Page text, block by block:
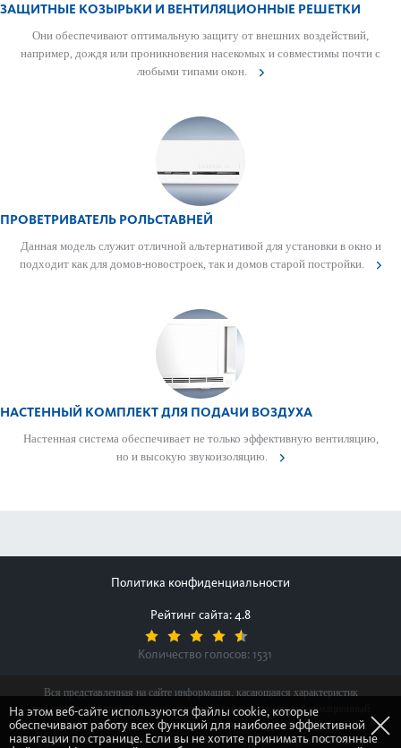
ЗАЩИТНЫЕ КОЗЫРЬКИ И ВЕНТИЛЯЦИОННЫЕ РЕШЕТКИ
Они обеспечивают оптимальную защиту от внешних воздействий,
например, дождя или проникновения насе­к­омых и совме­с­тимы почти с
любыми типами окон.
ПРОВЕТРИВАТЕЛЬ РОЛЬСТАВНЕЙ
Данная модель служит отличной альтернативой для установки в окно и
подходит как для домов-новос­троек, так и домов старой пост­ройки.
НАСТЕННЫЙ КОМПЛЕКТ ДЛЯ ПОДАЧИ ВОЗДУХА
Настенная сис­тема обеспечивает не только эффективную вентиляцию,
но и выс­окую звук­ои­з­ол­яцию.
Политика конфиденциальности
Рейтинг сайта: 4.8
Количество голосов: 1531
Вся представленная на сайте информация, касающаяся характеристик
продуктов, наличия на складе, стоимости товаров, носит информационный
характер и ни при каких условиях не является публичной офертой,
определяемой положениями Статьи 437(2) Гражданского кодекса Российской
На этом веб-сайте используются файлы cookie, которые
обеспечивают работу всех функций для наиболее эффективной
навигации по странице. Если вы не хотите принимать постоянные